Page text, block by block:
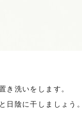
き洗いをします。
日陰に干しましょう。